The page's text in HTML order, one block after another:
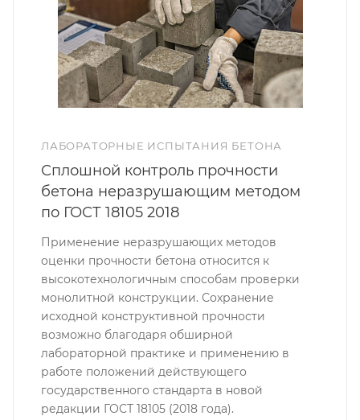
ЛАБОРАТОРНЫЕ ИСПЫТАНИЯ БЕТОНА
Сплошной контроль прочности
бетона неразрушающим методом
по ГОСТ 18105 2018
Применение неразрушающих методов
оценки прочности бетона относится к
высокотехнологичным способам проверки
монолитной конструкции. Сохранение
исходной конструктивной прочности
возможно благодаря обширной
лабораторной практике и применению в
работе положений действующего
государственного стандарта в новой
редакции ГОСТ 18105 (2018 года).